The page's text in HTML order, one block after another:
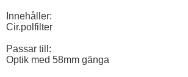
Innehåller:
Cir.polfilter
Passar till:
Optik med 58mm gänga